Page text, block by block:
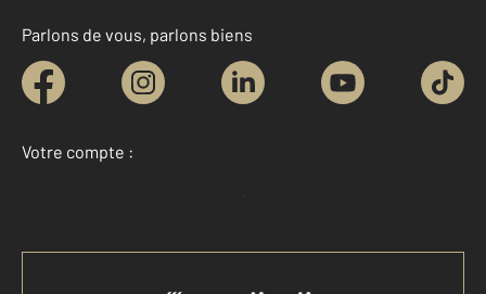
Parlons de vous, parlons biens
Votre compte :
Accéder à mon compte